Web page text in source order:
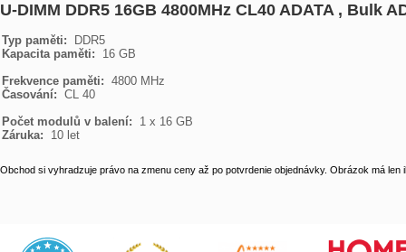
U-DIMM DDR5 16GB 4800MHz CL40 ADATA , Bulk
Typ paměti:
Kapacita paměti:
16 GB
Frekvence paměti:
Časování: CL 40
Počet modulů v balení:
Záruka:
10 let
Obchod si vyhradzuje právo na zmenu ceny až po potvrdenie objednávky. Obrázok má len